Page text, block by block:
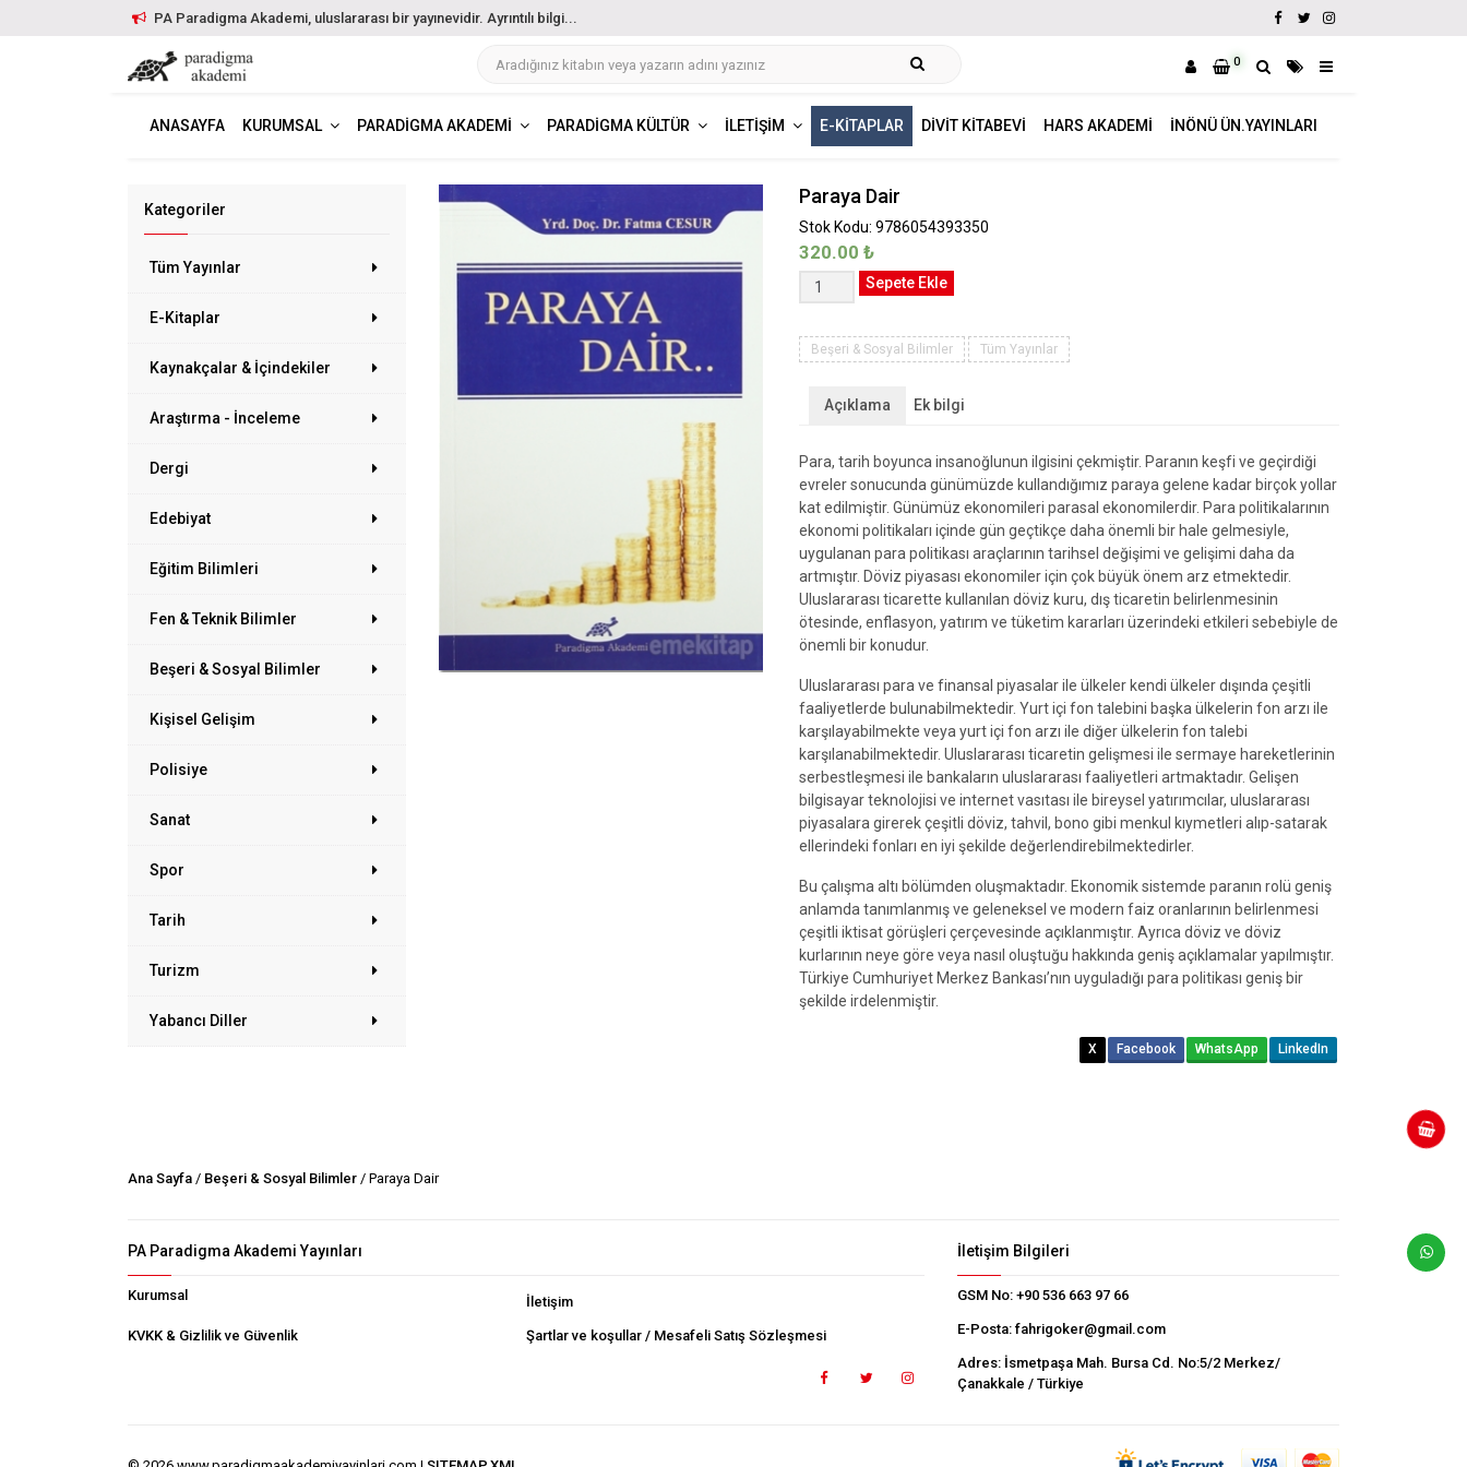
PA Paradigma Akademi, uluslararası bir yayınevidir. Ayrıntılı bilgi...
0
ANASAYFA KURUMSAL PARADIGMA AKADEMI PARADIGMA KÜLTÜR İLETIŞIM E-KITAPLAR DIVIT KITABEVI HARS AKADEMI İNÖNÜ ÜN.YAYINLARI
Kategoriler
Tüm Yayınlar
E-Kitaplar
Kaynakçalar & İçindekiler
Araştırma - İnceleme
Dergi
Edebiyat
Eğitim Bilimleri
Fen & Teknik Bilimler
Beşeri & Sosyal Bilimler
Kişisel Gelişim
Polisiye
Sanat
Spor
Tarih
Turizm
Yabancı Diller
Paraya Dair
Stok Kodu: 9786054393350
320.00 ₺
Paraya
Dair
Sepete Ekle
Beşeri & Sosyal Bilimler Tüm Yayınlar
Açıklama Ek bilgi
Para, tarih boyunca insanoğlunun ilgisini çekmiştir. Paranın keşfi ve geçirdiği
evreler sonucunda günümüzde kullandığımız paraya gelene kadar birçok yollar
kat edilmiştir. Günümüz ekonomileri parasal ekonomilerdir. Para politikalarının
ekonomi politikaları içinde gün geçtikçe daha önemli bir hale gelmesiyle,
uygulanan para politikası araçlarının tarihsel değişimi ve gelişimi daha da
artmıştır. Döviz piyasası ekonomiler için çok büyük önem arz etmektedir.
Uluslararası ticarette kullanılan döviz kuru, dış ticaretin belirlenmesinin
ötesinde, enflasyon, yatırım ve tüketim kararları üzerindeki etkileri sebebiyle de
önemli bir konudur.
Uluslararası para ve finansal piyasalar ile ülkeler kendi ülkeler dışında çeşitli
faaliyetlerde bulunabilmektedir. Yurt içi fon talebini başka ülkelerin fon arzı ile
karşılayabilmekte veya yurt içi fon arzı ile diğer ülkelerin fon talebi
karşılanabilmektedir. Uluslararası ticaretin gelişmesi ile sermaye hareketlerinin
serbestleşmesi ile bankaların uluslararası faaliyetleri artmaktadır. Gelişen
bilgisayar teknolojisi ve internet vasıtası ile bireysel yatırımcılar, uluslararası
piyasalara girerek çeşitli döviz, tahvil, bono gibi menkul kıymetleri alıp-satarak
ellerindeki fonları en iyi şekilde değerlendirebilmektedirler.
Bu çalışma altı bölümden oluşmaktadır. Ekonomik sistemde paranın rolü geniş
anlamda tanımlanmış ve geleneksel ve modern faiz oranlarının belirlenmesi
çeşitli iktisat görüşleri çerçevesinde açıklanmıştır. Ayrıca döviz ve döviz
kurlarının neye göre veya nasıl oluştuğu hakkında geniş açıklamalar yapılmıştır.
Türkiye Cumhuriyet Merkez Bankası’nın uyguladığı para politikası geniş bir
şekilde irdelenmiştir.
X Facebook WhatsApp LinkedIn
Ana Sayfa / Beşeri & Sosyal Bilimler / Paraya Dair
PA Paradigma Akademi Yayınları
Kurumsal İletişim
KVKK & Gizlilik ve Güvenlik Şartlar ve koşullar / Mesafeli Satış Sözleşmesi
İletişim Bilgileri
GSM No: +90 536 663 97 66
E-Posta: fahrigoker@gmail.com
Adres: İsmetpaşa Mah. Bursa Cd. No:5/2 Merkez/
Çanakkale / Türkiye